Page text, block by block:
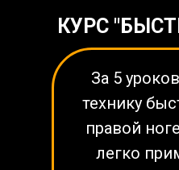
За 5
технику
правой
легко
КУРС